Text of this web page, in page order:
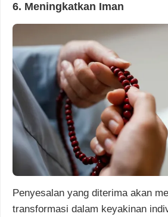
6. Meningkatkan Iman
Penyesalan yang diterima akan
transformasi dalam keyakinan